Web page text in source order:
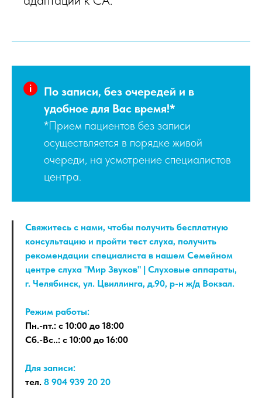
По записи, без очередей и в
удобное для Вас время!*
*Прием пациентов без записи
осуществляется в порядке живой
очереди, на усмотрение специалистов
центра.
Свяжитесь с нами, чтобы получить бесплатную
консультацию и пройти тест слуха, получить
рекомендации специалиста в нашем Семейном
центре слуха "Мир Звуков" | Слуховые аппараты,
г. Челябинск, ул. Цвиллинга, д.90, р-н ж/д Вокзал.
Режим работы:
Пн.-пт.: с 10:00 до 18:00
Сб.-Вс..: с 10:00 до 16:00
Для записи:
тел. 8 904 939 20 20